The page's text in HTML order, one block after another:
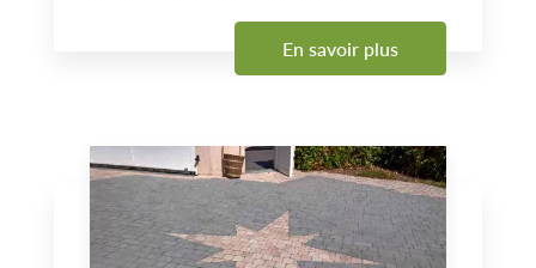
En savoir plus